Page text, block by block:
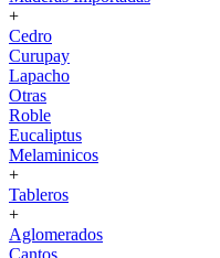
+
Cedro
Curupay
Lapacho
Otras
Roble
Eucaliptus
Melaminicos
+
Tableros
+
Aglomerados
Cantos